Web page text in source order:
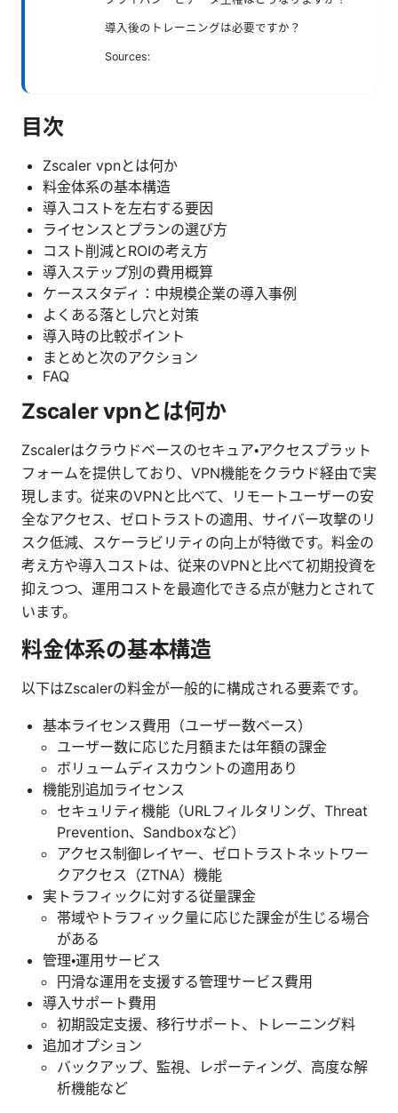
導入後のトレーニングは必要ですか？
Sources:
目次
Zscaler vpnとは何か
料金体系の基本構造
導入コストを左右する要因
ライセンスとプランの選び方
コスト削減とROIの考え方
導入ステップ別の費用概算
ケーススタディ：中規模企業の導入事例
よくある落とし穴と対策
導入時の比較ポイント
まとめと次のアクション
FAQ
Zscaler vpnとは何か
Zscalerはクラウドベースのセキュア・アクセスプラット
フォームを提供しており、VPN機能をクラウド経由で実
現します。従来のVPNと比べて、リモートユーザーの安
全なアクセス、ゼロトラストの適用、サイバー攻撃のリ
スク低減、スケーラビリティの向上が特徴です。料金の
考え方や導入コストは、従来のVPNと比べて初期投資を
抑えつつ、運用コストを最適化できる点が魅力とされて
います。
料金体系の基本構造
以下はZscalerの料金が一般的に構成される要素です。
基本ライセンス費用（ユーザー数ベース）
ユーザー数に応じた月額または年額の課金
ボリュームディスカウントの適用あり
機能別追加ライセンス
セキュリティ機能（URLフィルタリング、Threat
Prevention、Sandboxなど）
アクセス制御レイヤー、ゼロトラストネットワー
クアクセス（ZTNA）機能
実トラフィックに対する従量課金
帯域やトラフィック量に応じた課金が生じる場合
がある
管理・運用サービス
円滑な運用を支援する管理サービス費用
導入サポート費用
初期設定支援、移行サポート、トレーニング料
追加オプション
バックアップ、監視、レポーティング、高度な解
析機能など